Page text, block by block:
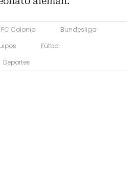
FC Colonia
Bundesliga
Fútbol
Deportes